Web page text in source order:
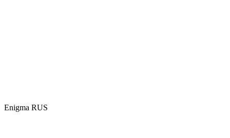
Enigma RUS